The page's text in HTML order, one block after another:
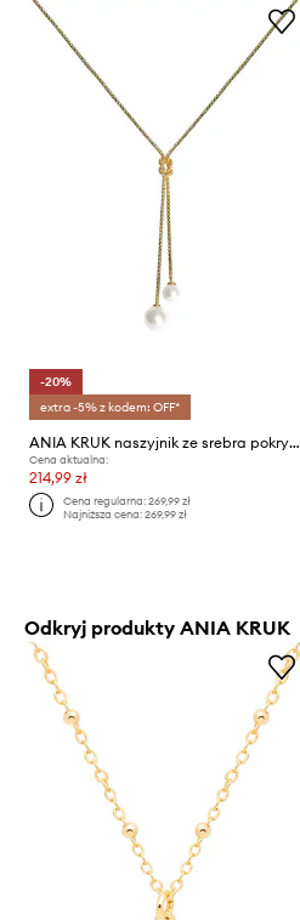
-20%
extra -5% z kodem: OFF*
ANIA KRUK naszyjnik ze srebra pokrytego złotem ARIEL
Cena aktualna:
214,99 zł
Cena regularna:269,99 zł
Najniższa cena:269,99 zł
Odkryj produkty ANIA KRUK